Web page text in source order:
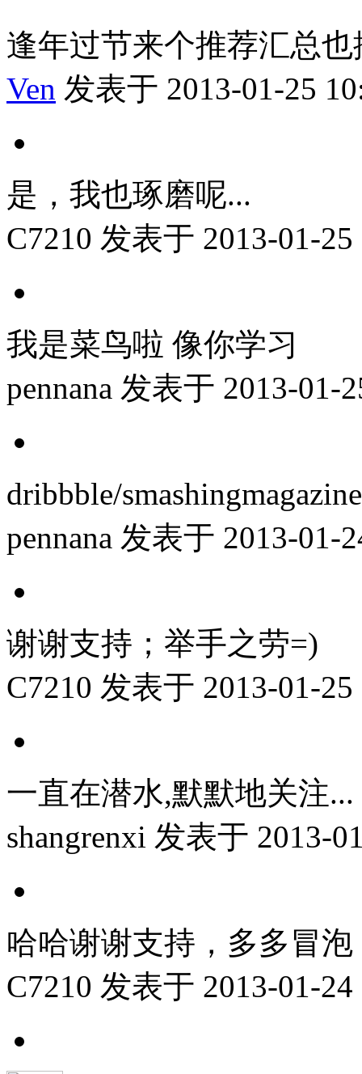
逢年过节来个推荐汇总也
Ven 发表于 2013-01-25
是，我也琢磨呢...
C7210 发表于 2013-01-25
我是菜鸟啦 像你学习
pennana 发表于 2013-01-
dribbble/
pennana 发表于 2013-01-
谢谢支持；举手之劳=)
C7210 发表于 2013-01-25
一直在潜水,默默地关注...
shangrenxi 发表于 2013-
哈哈谢谢支持，多多冒泡
C7210 发表于 2013-01-24